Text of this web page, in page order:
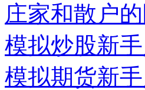
庄家和散户的
模拟炒股新
模拟期货新